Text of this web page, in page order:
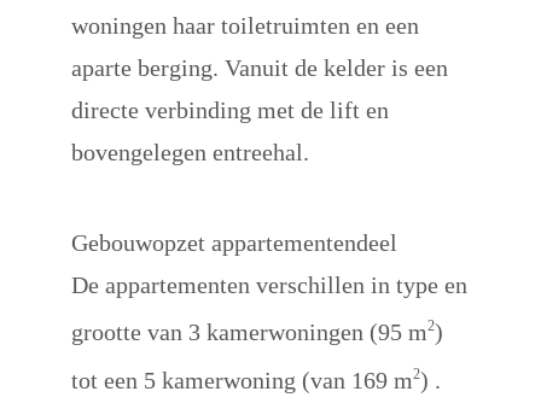
woningen haar toiletruimten en een
aparte berging. Vanuit de kelder is een
directe verbinding met de lift en
bovengelegen entreehal.
Gebouwopzet appartementendeel
De appartementen verschillen in type en
grootte van 3 kamerwoningen (95 m2)
tot een 5 kamerwoning (van 169 m2) .